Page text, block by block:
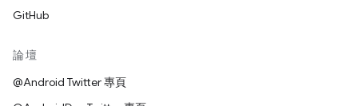
GitHub
論壇
@Android Twitter 專頁